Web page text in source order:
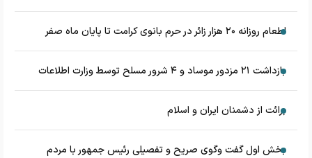
اطعام روزانه ۲۰ هزار زائر در حرم بانوی کرامت تا پایان ماه صفر
بازداشت ۲۱ مزدور موساد و ۴ شرور مسلح توسط وزارت اطلاعات
برائت از دشمنان ایران و اسلام
بخش اول گفت وگوی صریح و تفصیلی رئیس جمهور با مردم